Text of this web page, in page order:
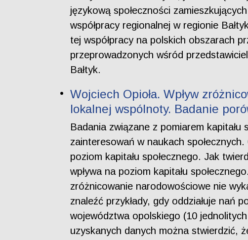
językową społeczności
współpracy regionalnej w regionie
tej współpracy na polskich obszarach
przeprowadzonych wśród
Bałtyk.
Wojciech Opioła. Wpływ
lokalnej wspólnoty. Badanie
Badania związane z pomiarem
zainteresowań w naukach
poziom kapitału społecznego. Jak
wpływa na poziom kapitału
zróżnicowanie narodowościowe nie
znaleźć przykłady, gdy oddziałuje nań
województwa opolskiego (10
uzyskanych danych można stwierdzić,